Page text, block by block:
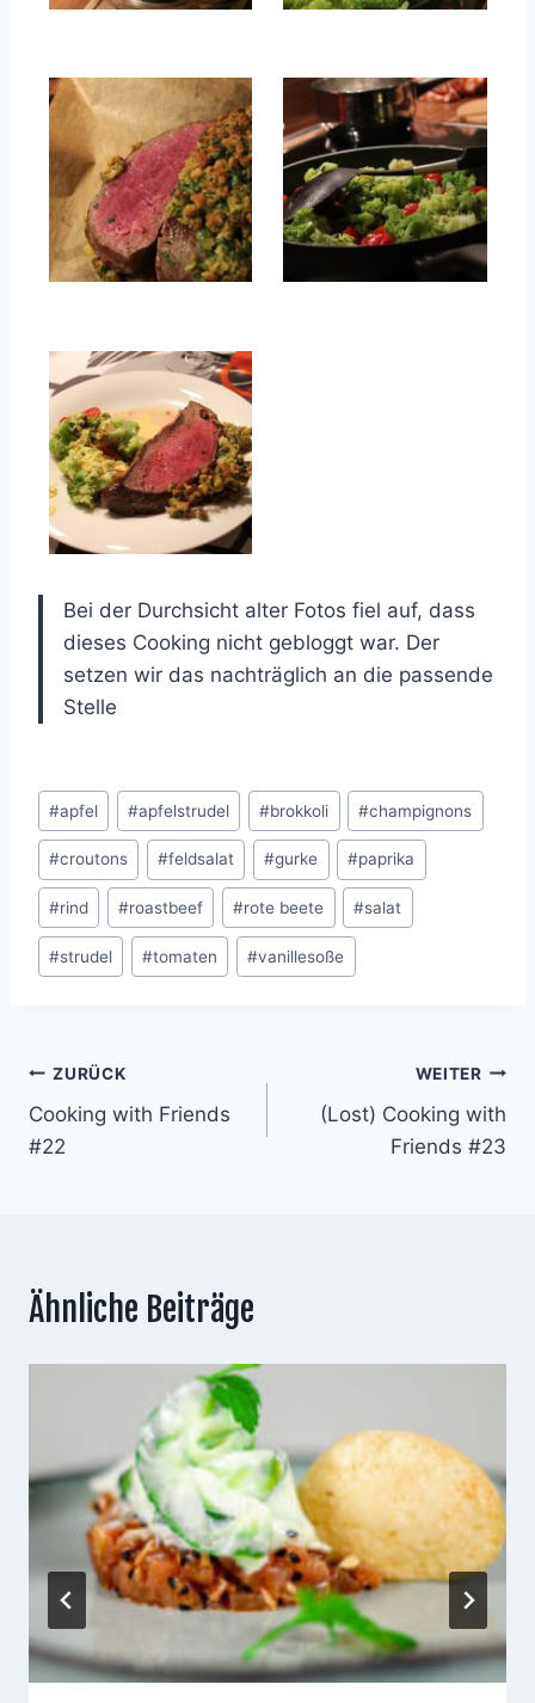
Bei der Durchsicht alter Fotos fiel auf, dass
dieses Cooking nicht gebloggt war. Der
setzen wir das nachträglich an die passende
Stelle
Schlagworte:
#apfel #apfelstrudel #brokkoli #champignons
#croutons #feldsalat #gurke #paprika
#rind #roastbeef #rote beete #salat
#strudel #tomaten #vanillesoße
Beitragsnavigation
ZURÜCK
Cooking with Friends
#22
WEITER
(Lost) Cooking with
Friends #23
Ähnliche Beiträge